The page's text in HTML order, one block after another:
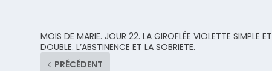
MOIS DE MARIE. JOUR 22. LA GIROFLÉE VIOLETTE SIMPLE ET
DOUBLE. L’ABSTINENCE ET LA SOBRIETE.
PRÉCÉDENT